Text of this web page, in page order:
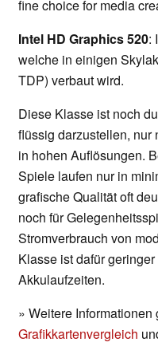
fine choice for media
Intel HD Graphics 520:
welche in einigen
TDP) verbaut wird.
Diese Klasse ist noch
flüssig darzustellen, nur
in hohen Auflösungen.
Spiele laufen nur in
grafische Qualität oft
noch für
Stromverbrauch von
Klasse ist dafür
Akkulaufzeiten.
» Weitere
Grafikkartenvergleich